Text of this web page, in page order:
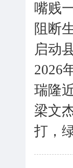
嘴贱
阻断
启动
2026
瑞隆
梁文
打，